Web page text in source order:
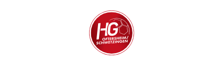
Zur Startseite